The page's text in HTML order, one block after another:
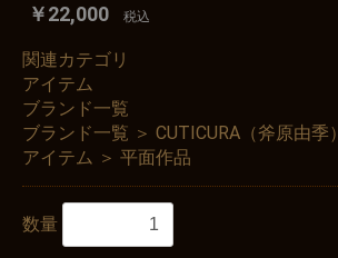
￥22,000 税込
関連カテゴリ
アイテム
ブランド一覧
ブランド一覧 ＞ CUTICURA（斧原由季）
アイテム ＞ 平面作品
数量